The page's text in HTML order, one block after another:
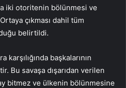
iki otoritenin bölünmesi ve
çıkması dahil tüm
belirtildi.
karşılığında başkalarının
Bu savaşa dışarıdan verilen
bitmez ve ülkenin bölünmesine